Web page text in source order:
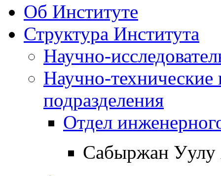
Об Институте
Структура Института
Научно-
Научно-технические
подразделения
Отдел
Сабыржан